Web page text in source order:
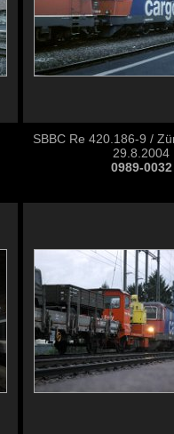
SBBC Re 420.186-9 /
29.8.2004
0989-0032